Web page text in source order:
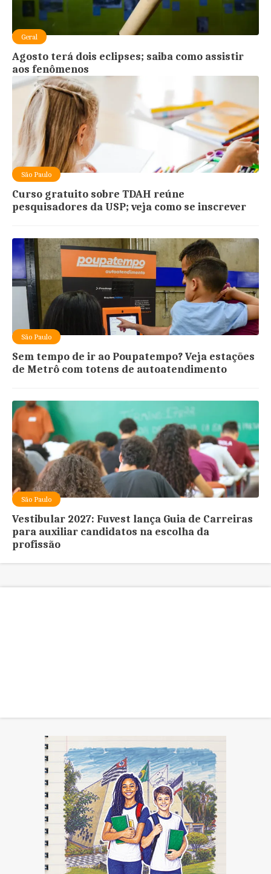
Geral
Agosto terá dois eclipses; saiba como assistir
aos fenômenos
São Paulo
Curso gratuito sobre TDAH reúne
pesquisadores da USP; veja como se inscrever
São Paulo
Sem tempo de ir ao Poupatempo? Veja estações
de Metrô com totens de autoatendimento
São Paulo
Vestibular 2027: Fuvest lança Guia de Carreiras
para auxiliar candidatos na escolha da
profissão